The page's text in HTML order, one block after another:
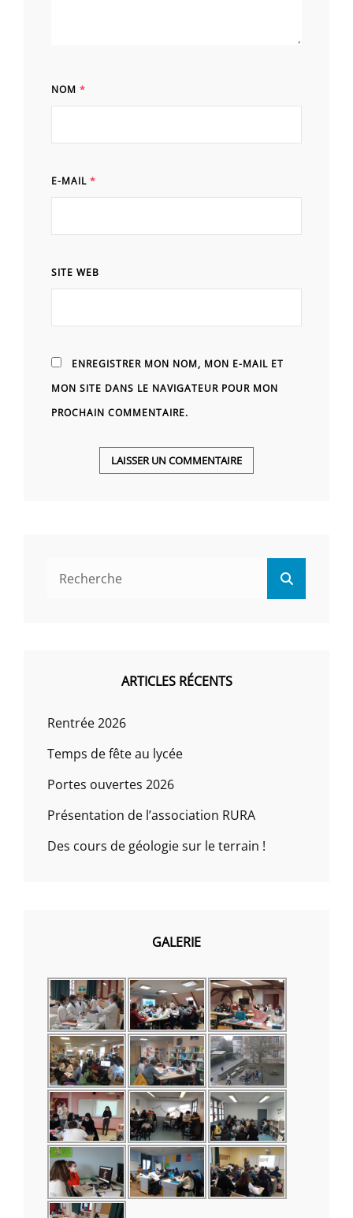
NOM *
E-MAIL *
SITE WEB
ENREGISTRER MON NOM, MON E-MAIL ET
MON SITE DANS LE NAVIGATEUR POUR MON
PROCHAIN COMMENTAIRE.
ARTICLES RÉCENTS
Rentrée 2026
Temps de fête au lycée
Portes ouvertes 2026
Présentation de l’association RURA
Des cours de géologie sur le terrain !
GALERIE